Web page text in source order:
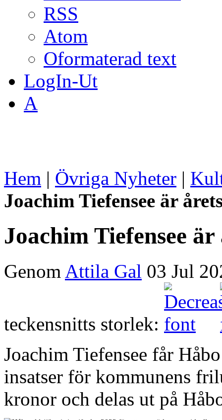
RSS
Atom
Oformaterad text
LogIn-Ut
A
Hem | Övriga Nyheter |
Joachim Tiefensee är
Joachim Tiefensee
Genom Attila Gal 03 Jul
teckensnitts storlek:
Joachim Tiefensee får
insatser för kommunens
kronor och delas ut på